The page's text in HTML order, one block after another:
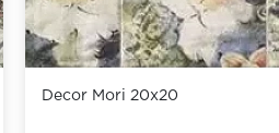
Decor Mori 20х20